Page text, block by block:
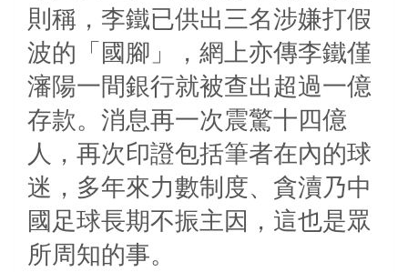
則稱，李鐵已供出三名涉嫌打假
波的「國腳」，網上亦傳李鐵僅
瀋陽一間銀行就被查出超過一億
存款。消息再一次震驚十四億
人，再次印證包括筆者在內的球
迷，多年來力數制度、貪瀆乃中
國足球長期不振主因，這也是眾
所周知的事。